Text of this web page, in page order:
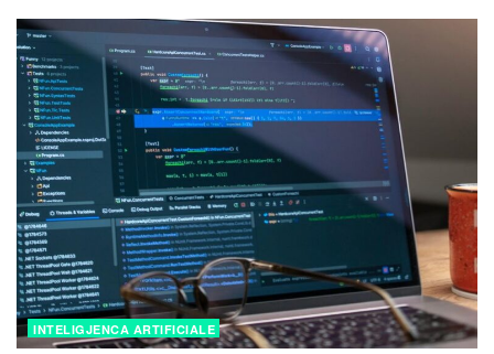
INTELIGJENCA ARTIFICIALE